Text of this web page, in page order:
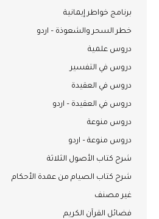
برنامج خواطر إيمانية
خطر السحر والشعوذة – اردو
دروس علمية
دروس في التفسير
دروس في العقيدة
دروس في العقيدة – اردو
دروس منوعة
دروس منوعة – اردو
شرح كتاب الأصول الثلاثة
شرح كتاب الصيام من عمدة الأحكام
غير مصنف
فضائل القرآن الكريم